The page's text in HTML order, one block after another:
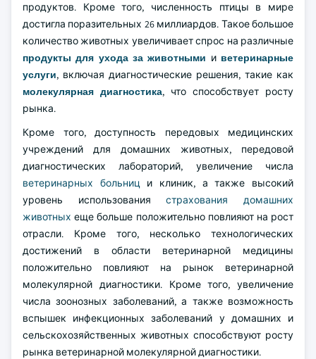
продуктов. Кроме того, численность птицы в мире
достигла поразительных 26 миллиардов. Такое большое
количество животных увеличивает спрос на различные
продукты для ухода за животными и ветеринарные
услуги, включая диагностические решения, такие как
молекулярная диагностика, что способствует росту
рынка.
Кроме того, доступность передовых медицинских
учреждений для домашних животных, передовой
диагностических лабораторий, увеличение числа
ветеринарных больници клиник, а также высокий
уровень использованиястрахования домашних
животных еще больше положительно повлияют на рост
отрасли. Кроме того, несколько технологических
достижений в области ветеринарной медицины
положительно повлияют на рынок ветеринарной
молекулярной диагностики. Кроме того, увеличение
числа зоонозных заболеваний, а также возможность
вспышек инфекционных заболеваний у домашних и
сельскохозяйственных животных способствуют росту
рынка ветеринарной молекулярной диагностики.